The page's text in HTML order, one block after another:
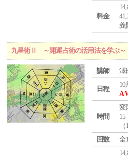
料金
義
九星術Ⅱ ～開運占術の活用法を学ぶ～
講師 澤
日程
10
A
時間
変
15
回数
全